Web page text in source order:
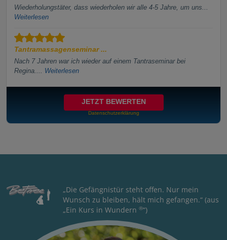
Wiederholungstäter, dass wiederholen wir alle 4-5 Jahre, um uns...
Weiterlesen
Tantramassagenseminar ...
Nach 7 Jahren war ich wieder auf einem Tantraseminar bei
Regina.... Weiterlesen
JETZT BEWERTEN
Datenschutzerklärung
„Die Gefängnistür steht offen. Nur mein
Wunsch zu bleiben, hält mich gefangen.“ (aus
„Ein Kurs in Wundern ®“)